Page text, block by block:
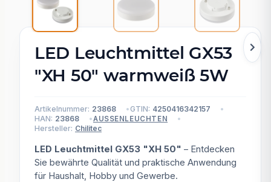
LED Leuchtmittel GX53
"XH 50" warmweiß 5W
Artikelnummer: 23868 GTIN: 4250416342157
HAN: 23868 AUSSENLEUCHTEN
Hersteller: Chilitec
LED Leuchtmittel GX53 "XH 50" – Entdecken
Sie bewährte Qualität und praktische Anwendung
für Haushalt, Hobby und Gewerbe.